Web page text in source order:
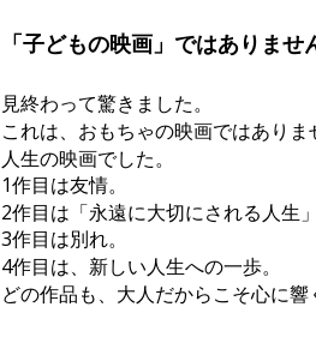
「子どもの映画」ではありませ
見終わって驚きました。
これは、おもちゃの映画ではありま
人生の映画でした。
1作目は友情。
2作目は「永遠に大切にされる人生
3作目は別れ。
4作目は、新しい人生への一歩。
どの作品も、大人だからこそ心に響